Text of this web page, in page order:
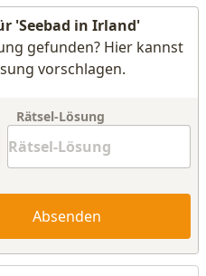
'Seebad in Irland'
gefunden? Hier kannst
vorschlagen.
Rätsel-Lösung
Absenden